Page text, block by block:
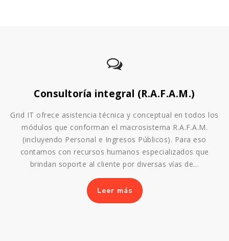
Consultoría integral (R.A.F.A.M.)
Grid IT ofrece asistencia técnica y conceptual en todos los
módulos que conforman el macrosistema R.A.F.A.M.
(incluyendo Personal e Ingresos Públicos). Para eso
contamos con recursos humanos especializados que
brindan soporte al cliente por diversas vías de…
Leer más